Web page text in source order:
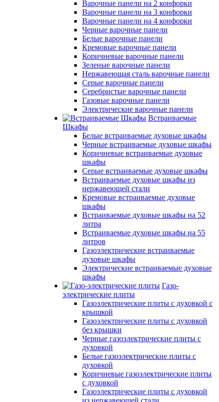
Варочные панели на 2 конфорки
Варочные панели на 3 конфорки
Варочные панели на 4 конфорки
Черные варочные панели
Белые варочные панели
Кремовые варочные панели
Коричневые варочные панели
Зеленые варочные панели
Нержавеющая сталь варочные панели
Серые варочные панели
Серебристые варочные панели
Газовые варочные панели
Электрические варочные панели
Встраиваемые
Шкафы
Белые встраиваемые духовые шкафы
Черные встраиваемые духовые шкафы
Коричневые встраиваемые духовые
шкафы
Серые встраиваемые духовые шкафы
Встраиваемые духовые шкафы из
нержавеющей стали
Кремовые встраиваемые духовые
шкафы
Встраиваемые духовые шкафы на 52
литра
Встраиваемые духовые шкафы на 55
литров
Газоэлектрические встраиваемые
духовые шкафы
Электрические встраиваемые духовые
шкафы
Газо-
электрические плиты
Газоэлектрические плиты с духовкой с
крышкой
Газоэлектрические плиты с духовкой
без крышки
Черные газоэлектрические плиты с
духовкой
Белые газоэлектрические плиты с
духовкой
Коричневые газоэлектрические плиты
с духовкой
Газоэлектрические плиты с духовкой
из нержавеющей стали